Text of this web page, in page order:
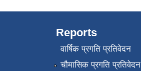
Reports
वार्षिक प्रगति प्रतिवेदन
चौमासिक प्रगति प्रतिवेदन